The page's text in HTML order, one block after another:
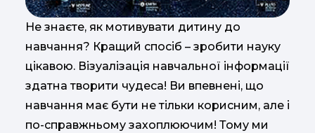
Не знаєте, як мотивувати дитину до
навчання? Кращий спосіб – зробити науку
цікавою. Візуалізація навчальної інформації
здатна творити чудеса! Ви впевнені, що
навчання має бути не тільки корисним, але і
по-справжньому захоплюючим! Тому ми